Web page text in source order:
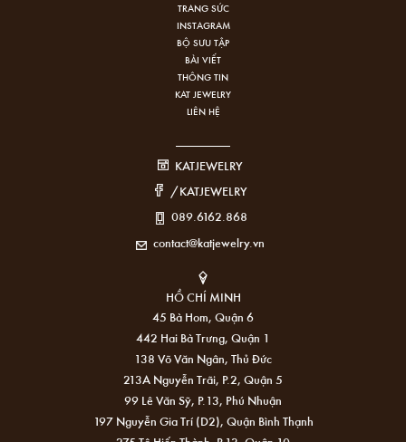
TRANG SỨC
INSTAGRAM
BỘ SƯU TẬP
BÀI VIẾT
THÔNG TIN
KAT JEWELRY
LIÊN HỆ
KATJEWELRY
/KATJEWELRY
089.6162.868
contact@katjewelry.vn
HỒ CHÍ MINH
45 Bà Hom, Quận 6
442 Hai Bà Trưng, Quận 1
138 Võ Văn Ngân, Thủ Đức
213A Nguyễn Trãi, P.2, Quận 5
99 Lê Văn Sỹ, P.13, Phú Nhuận
197 Nguyễn Gia Trí (D2), Quận Bình Thạnh